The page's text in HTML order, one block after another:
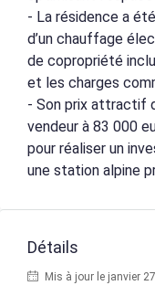
- La résidence a
d’un chauffage
de copropriété
et les charges
- Son prix attractif
vendeur à 83 000
pour réaliser un
une station alpine
Détails
Mis à jour le janvier